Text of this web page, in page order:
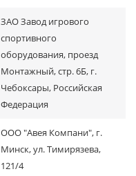
ЗАО Завод игрового
спортивного
оборудования, проезд
Монтажный, стр. 6Б, г.
Чебоксары, Российская
Федерация
ООО "Авея Компани", г.
Минск, ул. Тимирязева,
121/4